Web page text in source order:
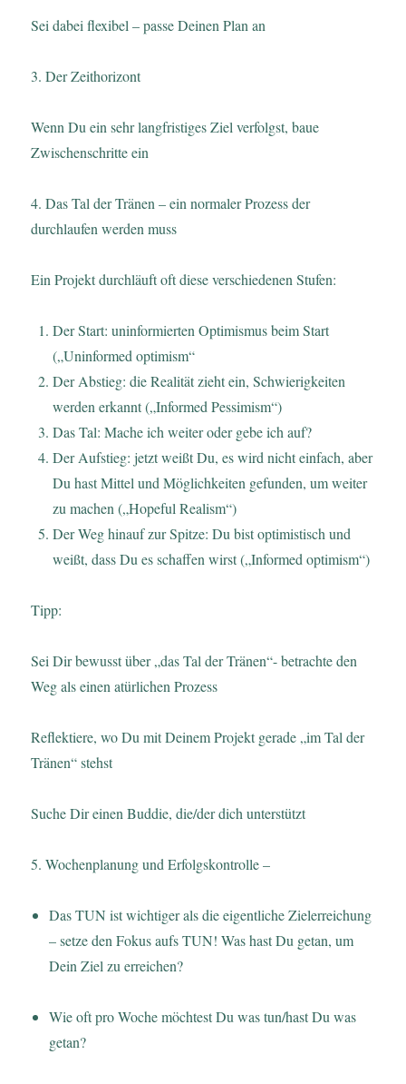
Sei dabei flexibel – passe Deinen Plan an
3. Der Zeithorizont
Wenn Du ein sehr langfristiges Ziel verfolgst, baue
Zwischenschritte ein
4. Das Tal der Tränen – ein normaler Prozess der
durchlaufen werden muss
Ein Projekt durchläuft oft diese verschiedenen Stufen:
Der Start: uninformierten Optimismus beim Start
(„Uninformed optimism“
Der Abstieg: die Realität zieht ein, Schwierigkeiten
werden erkannt („Informed Pessimism“)
Das Tal: Mache ich weiter oder gebe ich auf?
Der Aufstieg: jetzt weißt Du, es wird nicht einfach, aber
Du hast Mittel und Möglichkeiten gefunden, um weiter
zu machen („Hopeful Realism“)
Der Weg hinauf zur Spitze: Du bist optimistisch und
weißt, dass Du es schaffen wirst („Informed optimism“)
Tipp:
Sei Dir bewusst über „das Tal der Tränen“- betrachte den
Weg als einen atürlichen Prozess
Reflektiere, wo Du mit Deinem Projekt gerade „im Tal der
Tränen“ stehst
Suche Dir einen Buddie, die/der dich unterstützt
5. Wochenplanung und Erfolgskontrolle –
Das TUN ist wichtiger als die eigentliche Zielerreichung
– setze den Fokus aufs TUN! Was hast Du getan, um
Dein Ziel zu erreichen?
Wie oft pro Woche möchtest Du was tun/hast Du was
getan?